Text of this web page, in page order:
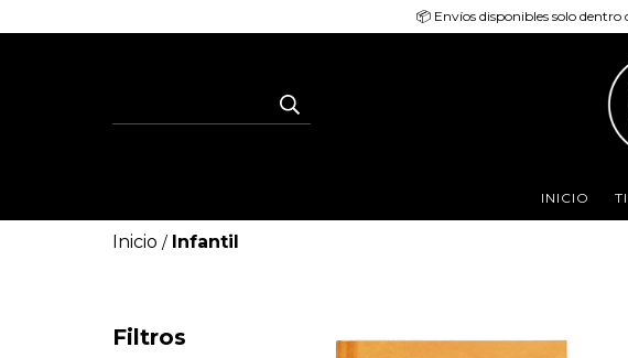
📦 Envíos disponibles solo dentro
INICIO
Inicio / Infantil
Filtros